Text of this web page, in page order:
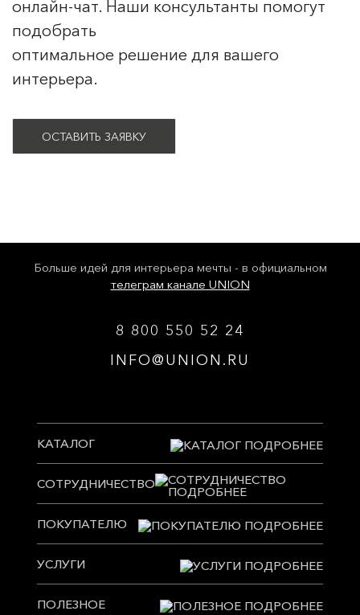
онлайн-чат. Наши консультанты помогут
подобрать
оптимальное решение для вашего
интерьера.
ОСТАВИТЬ ЗАЯВКУ
Больше идей для интерьера мечты - в официальном
телеграм канале UNION
8 800 550 52 24
INFO@UNION.RU
КАТАЛОГ
СОТРУДНИЧЕСТВО
ПОКУПАТЕЛЮ
УСЛУГИ
ПОЛЕЗНОЕ